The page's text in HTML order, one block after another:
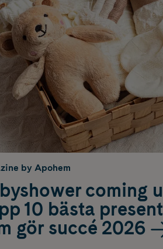
by Apohem
coming
10 bästa
gör succé 2026